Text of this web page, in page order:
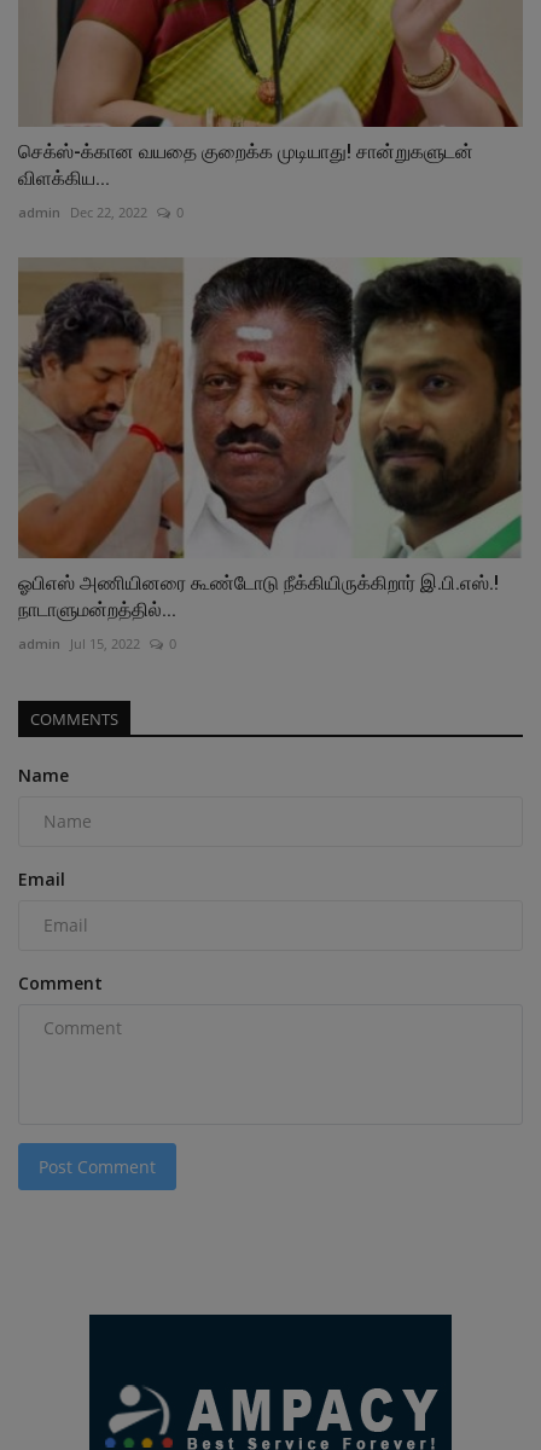
செக்ஸ்-க்கான வயதை குறைக்க முடியாது! சான்றுகளுடன்
விளக்கிய...
admin Dec 22, 2022 0
ஓபிஎஸ் அணியினரை கூண்டோடு நீக்கியிருக்கிறார் இ.பி.எஸ்.!
நாடாளுமன்றத்தில்...
admin Jul 15, 2022 0
COMMENTS
Name
Email
Comment
Post Comment